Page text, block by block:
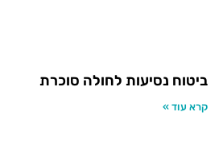
ביטוח נסיעות לחולה סוכרת
קרא עוד »